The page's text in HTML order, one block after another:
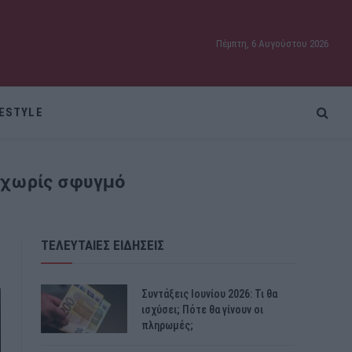
Πέμπτη, 6 Αυγούστου 2026
χωρίς σφυγμό
ΤΕΛΕΥΤΑΙΕΣ ΕΙΔΗΣΕΙΣ
Συντάξεις Ιουνίου 2026: Τι θα
ισχύσει; Πότε θα γίνουν οι
πληρωμές;